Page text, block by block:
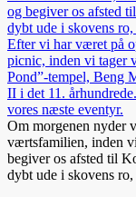
Om morgenen nyder
værtsfamilien, inden
begiver os afsted til
dybt ude i skovens